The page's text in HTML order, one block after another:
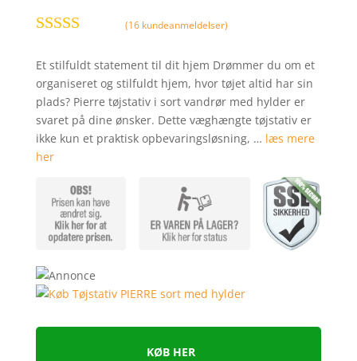
som3.6
ud af 5
baseret
på
kundebe
dømmels
er
(16kundeanmeldelser)
Et stilfuldt statement til dit hjem Drømmer du om et
organiseret og stilfuldt hjem, hvor tøjet altid har sin
plads? Pierre tøjstativ i sort vandrør med hylder er
svaret på dine ønsker. Dette væghængte tøjstativ er
ikke kun et praktisk opbevaringsløsning, … læs mere
her
KØB HER